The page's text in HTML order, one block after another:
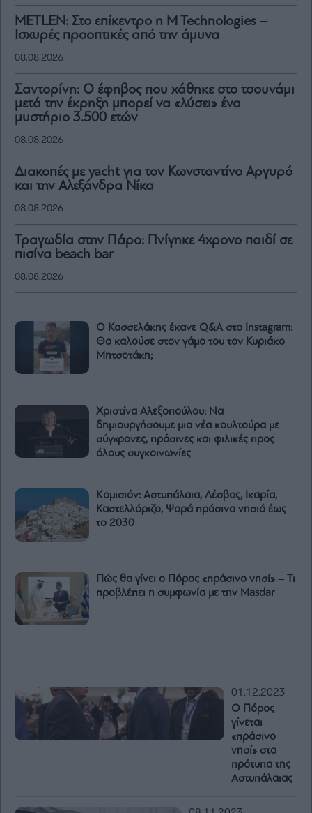
METLEN: Στο επίκεντρο η M Technologies –
Ισχυρές προοπτικές από την άμυνα
08.08.2026
Σαντορίνη: Ο έφηβος που χάθηκε στο τσουνάμι
μετά την έκρηξη μπορεί να «λύσει» ένα
μυστήριο 3.500 ετών
08.08.2026
Διακοπές με yacht για τον Κωνσταντίνο Αργυρό
και την Αλεξάνδρα Νίκα
08.08.2026
Τραγωδία στην Πάρο: Πνίγηκε 4χρονο παιδί σε
πισίνα beach bar
08.08.2026
Ο Κασσελάκης έκανε Q&A στο Instagram:
Θα καλούσε στον γάμο του τον Κυριάκο
Μητσοτάκη;
Χριστίνα Αλεξοπούλου: Να
δημιουργήσουμε μια νέα κουλτούρα με
σύγχρονες, πράσινες και φιλικές προς
όλους συγκοινωνίες
Κομισιόν: Αστυπάλαια, Λέσβος, Ικαρία,
Καστελλόριζο, Ψαρά πράσινα νησιά έως
το 2030
Πώς θα γίνει ο Πόρος «πράσινο νησί» – Τι
προβλέπει η συμφωνία με την Masdar
01.12.2023
Ο Πόρος
γίνεται
«πράσινο
νησί» στα
πρότυπα της
Αστυπάλαιας